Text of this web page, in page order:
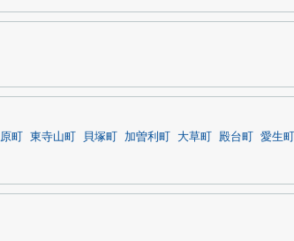
原町 東寺山町 貝塚町 加曽利町 大草町 殿台町 愛生町